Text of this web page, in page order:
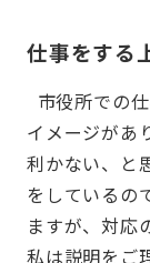
仕事をする
市役所での
イメージがあ
利かない、と
をしているの
ますが、対応
私は説明をご